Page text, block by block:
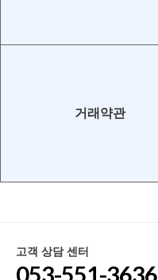
거래약관
고객 상담 센터
053-551-3636